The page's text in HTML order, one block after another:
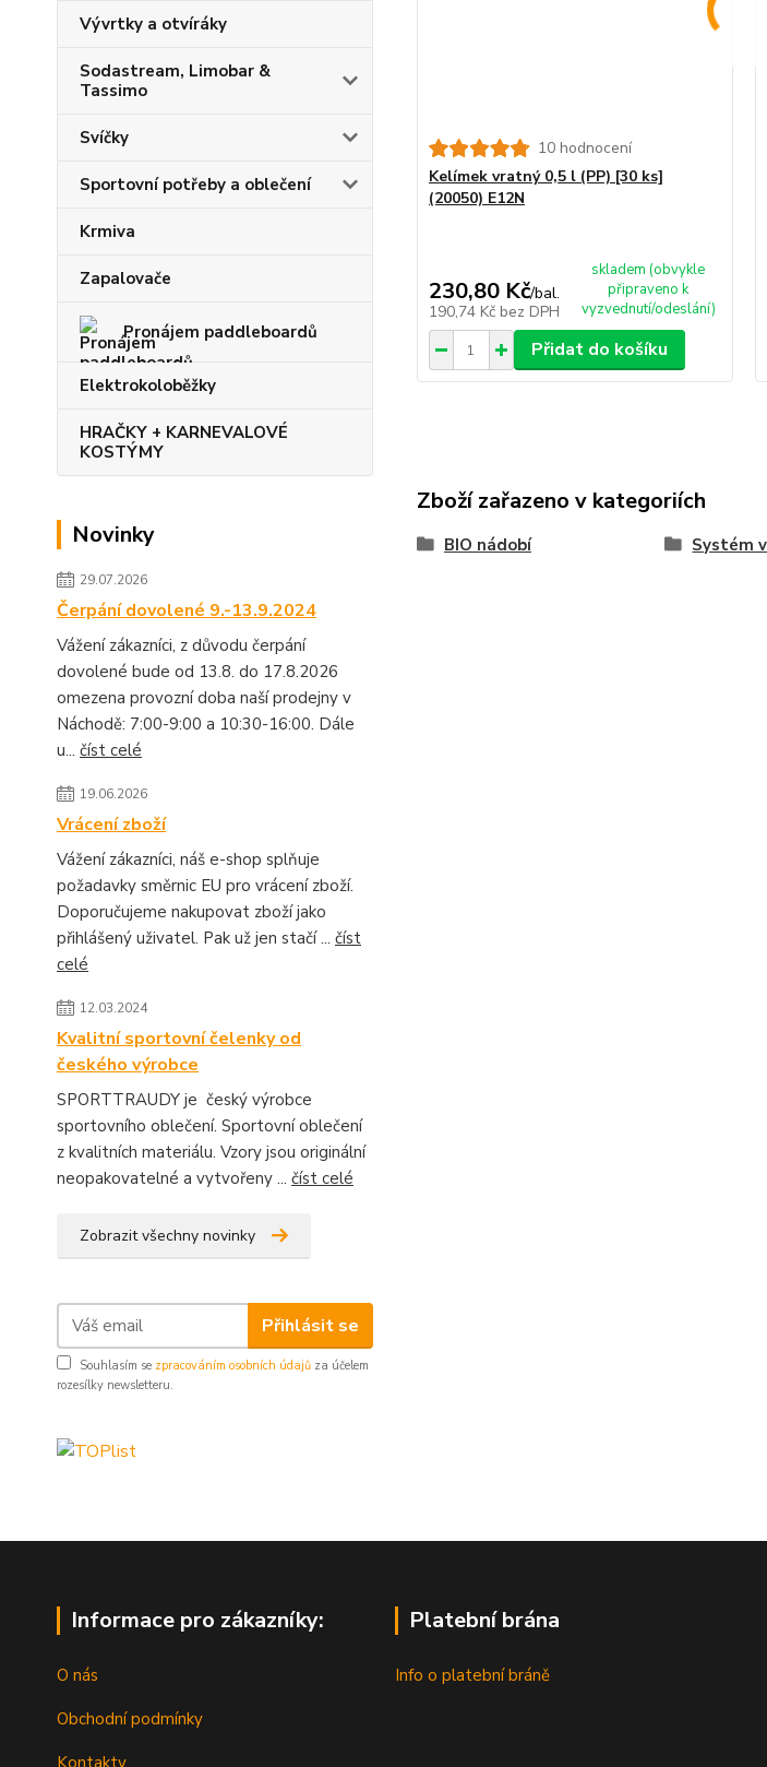
Vývrtky a otvíráky
Sodastream, Limobar &
Tassimo
Svíčky
Sportovní potřeby a oblečení
Krmiva
Zapalovače
Pronájem paddleboardů
Elektrokoloběžky
HRAČKY + KARNEVALOVÉ
KOSTÝMY
Novinky
29.07.2026
Čerpání dovolené 9.-13.9.2024
Vážení zákazníci, z důvodu čerpání
dovolené bude od 13.8. do 17.8.2026
omezena provozní doba naší prodejny v
Náchodě: 7:00-9:00 a 10:30-16:00. Dále
u... číst celé
19.06.2026
Vrácení zboží
Vážení zákazníci, náš e-shop splňuje
požadavky směrnic EU pro vrácení zboží.
Doporučujeme nakupovat zboží jako
přihlášený uživatel. Pak už jen stačí ... číst
celé
12.03.2024
Kvalitní sportovní čelenky od
českého výrobce
SPORTTRAUDY je český výrobce
sportovního oblečení. Sportovní oblečení
z kvalitních materiálu. Vzory jsou originální
neopakovatelné a vytvořeny ... číst celé
Zobrazit všechny novinky
Přihlásit se
Souhlasím se zpracováním osobních údajů za účelem
rozesílky newsletteru.
10 hodnocení
Kelímek vratný 0,5 l (PP) [30 ks]
(20050) E12N
230,80 Kč/bal.
190,74 Kč bez DPH
skladem (obvykle
připraveno k
vyzvednutí/odeslání)
Přidat do košíku
Zboží zařazeno v kategoriích
BIO nádobí Systém
Informace pro zákazníky:
O nás
Obchodní podmínky
Platební brána
Info o platební bráně